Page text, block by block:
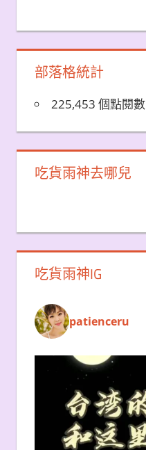
部落格統計
225,453 個點閱數
吃貨雨神去哪兒
吃貨雨神IG
patienceru